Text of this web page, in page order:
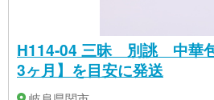
H114-04 三昧 別誂 中華
3ヶ月】を目安に発送